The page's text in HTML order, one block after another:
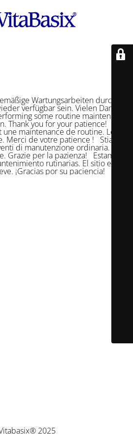
Wartungsarbeiten durch. Die
verfügbar sein. Vielen Dank für
some routine maintenance.
Thank you for your patience! Nous
maintenance de routine. Le site
Merci de votre patience ! Stiamo
di manutenzione ordinaria. Il sito
Grazie per la pazienza! Estamos
rutinarias. El sitio estará
¡Gracias por su paciencia!
2025